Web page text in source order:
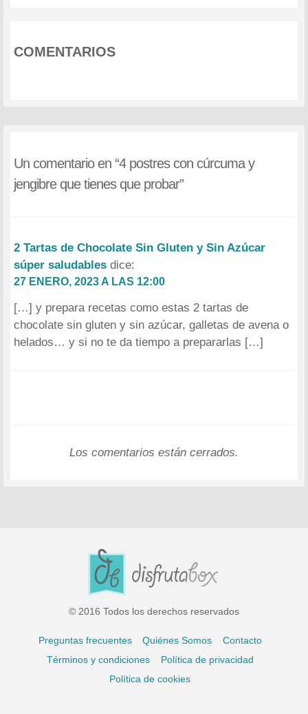
COMENTARIOS
Un comentario en “4 postres con cúrcuma y
jengibre que tienes que probar”
2 Tartas de Chocolate Sin Gluten y Sin Azúcar
súper saludables dice:
27 ENERO, 2023 A LAS 12:00
[…] y prepara recetas como estas 2 tartas de
chocolate sin gluten y sin azúcar, galletas de avena o
helados… y si no te da tiempo a prepararlas […]
Los comentarios están cerrados.
© 2016 Todos los derechos reservados
Preguntas frecuentes Quiénes Somos
Contacto
Términos y condiciones
Política de privacidad
Política de cookies